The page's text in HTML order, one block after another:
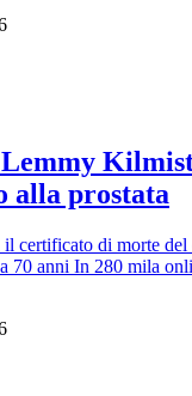
alla prostata
certificato di morte del
70 anni In 280 mila